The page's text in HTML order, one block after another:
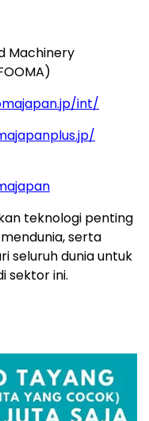
Machinery
int/
teknologi penting
serta
seluruh dunia untuk
sektor ini.